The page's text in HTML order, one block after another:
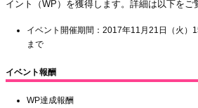
イント（WP）を獲得します。詳細は以下をご
イベント開催期間：2017年11月21日（火）
まで
イベント報酬
WP達成報酬